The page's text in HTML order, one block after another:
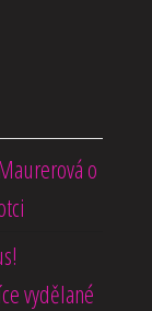
o
vydělané